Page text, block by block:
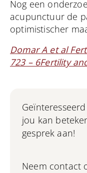
Nog een
acupunctuur de
optimistischer
Domar A et al
723 – 6Fertility
jou kan
gesprek aan!
Neem contact